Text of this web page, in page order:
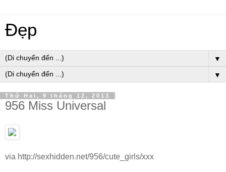
Đẹp
▼
▼
Thứ Hai, 9 tháng 12, 2013
956 Miss Universal
via http://sexhidden.net/956/cute_girls/xxx